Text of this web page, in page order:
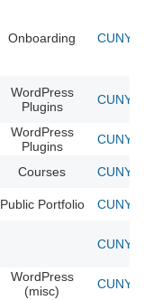
Onboarding CUNY
WordPress
Plugins
CUNY
WordPress
Plugins
CUNY
Courses CUNY
Public Portfolio CUNY
CUNY
WordPress
(misc)
CUNY